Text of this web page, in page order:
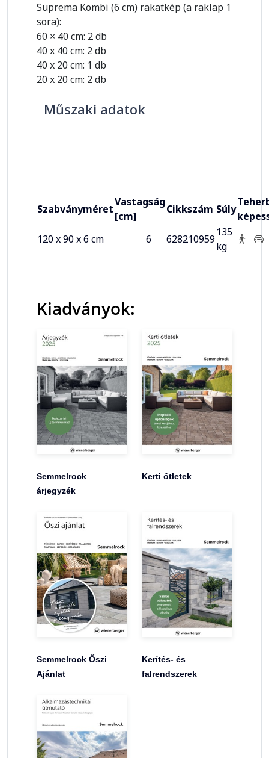
Suprema Kombi (6 cm) rakatkép (a raklap 1
sora):
60 × 40 cm: 2 db
40 x 40 cm: 2 db
40 x 20 cm: 1 db
20 x 20 cm: 2 db
Műszaki adatok
Szabványméret
Vastagság
[cm]
Cikkszám Súly
120 x 90 x 6 cm
6 628210959
135
kg
Kiadványok:
Semmelrock
árjegyzék
Kerti ötletek
Semmelrock Őszi
Ajánlat
Kerítés- és
falrendszerek